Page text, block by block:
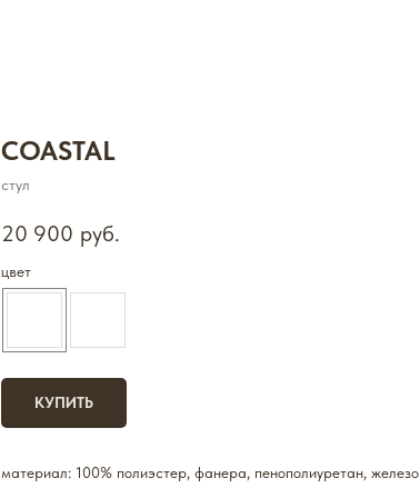
COASTAL
стул
20 900 руб.
цвет
КУПИТЬ
материал: 100% полиэстер, фанера, пенополиуретан, железо